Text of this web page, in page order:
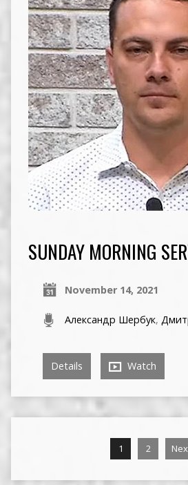
SUNDAY MORNING
November 14, 2021
Александр Шербук,
Details Watch
1 2